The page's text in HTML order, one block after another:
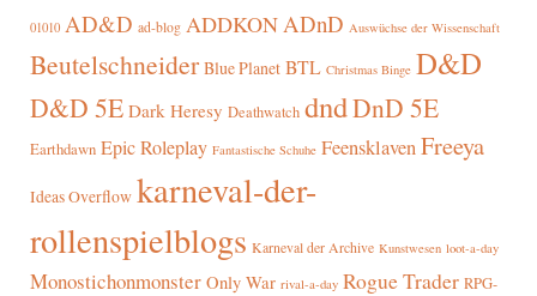
01010 AD&D ad-blog ADDKON ADnD Auswüchse der Wissenschaft
Beutelschneider Blue Planet BTL Christmas Binge D&D
D&D 5E Dark Heresy Deathwatch dndDnD 5E
Earthdawn Epic Roleplay Fantastische Schuhe FeensklavenFreeya
Ideas Overflow karneval-der-
rollenspielblogs Karneval der Archive Kunstwesen loot-a-day
Monostichonmonster Only War rival-a-day Rogue Trader RPG-